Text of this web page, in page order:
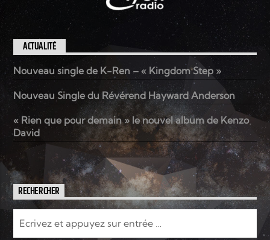
ACTUALITÉ
Nouveau single de K-Ren – « Kingdom Step »
Nouveau Single du Révérend Hayward Anderson
« Rien que pour demain » le nouvel album de Kenzo
David
RECHERCHER